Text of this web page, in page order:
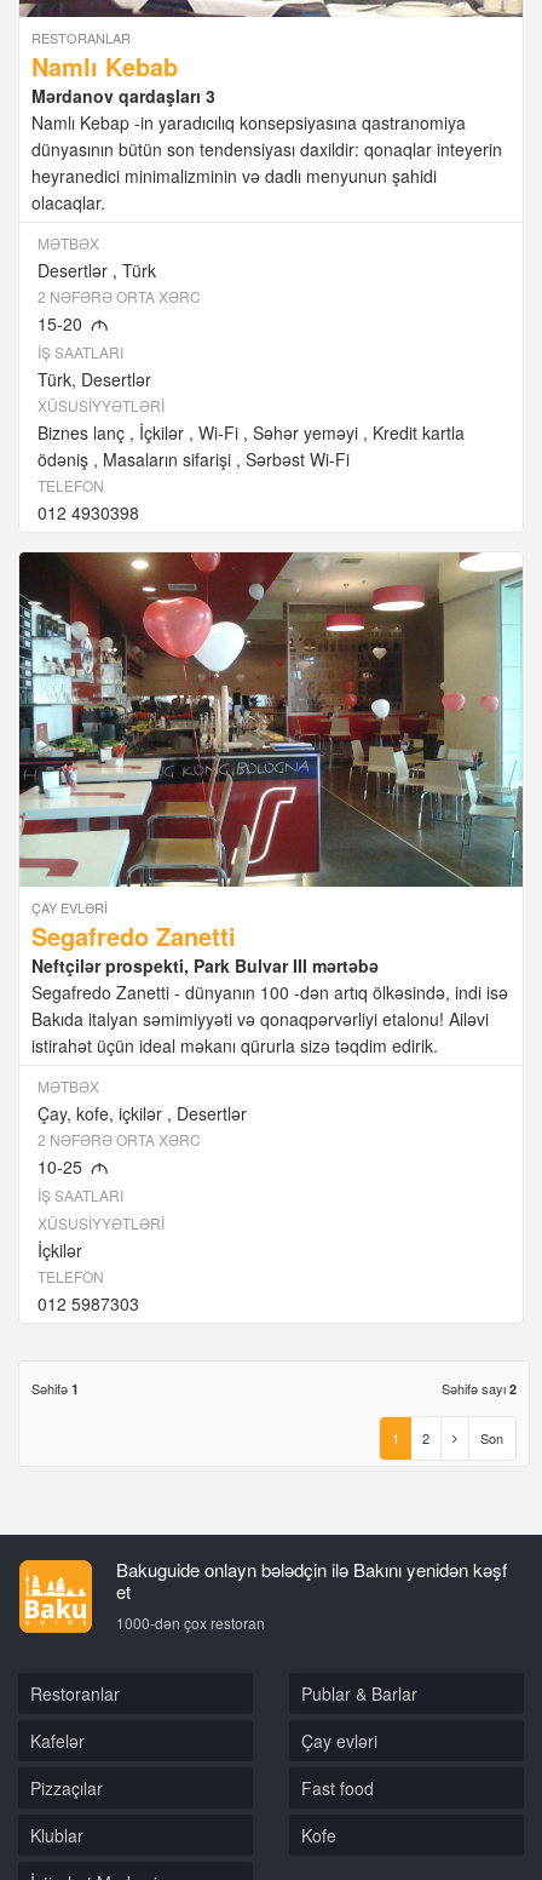
RESTORANLAR
Namlı Kebab
Mərdanov qardaşları 3
Namlı Kebap -in yaradıcılıq konsepsiyasına qastranomiya
dünyasının bütün son tendensiyası daxildir: qonaqlar inteyerin
heyranedici minimalizminin və dadlı menyunun şahidi
olacaqlar.
MƏTBƏX
Desertlər Türk
2 NƏFƏRƏ ORTA XƏRC
15-20 M
İŞ SAATLARI
Türk, Desertlər
XÜSUSIYYƏTLƏRI
Biznes lanç İçkilər Wi-Fi Səhər yeməyi
Kredit kartla
ödəniş
Masaların sifarişi Sərbəst Wi-Fi
TELEFON
012 4930398
ÇAY EVLƏRI
Segafredo Zanetti
Neftçilər prospekti, Park Bulvar III mərtəbə
Segafredo Zanetti - dünyanın 100 -dən artıq ölkəsində, indi isə
Bakıda italyan səmimiyyəti və qonaqpərvərliyi etalonu! Ailəvi
istirahət üçün ideal məkanı qürurla sizə təqdim edirik.
MƏTBƏX
Çay, kofe, içkilər Desertlər
2 NƏFƏRƏ ORTA XƏRC
10-25 M
İŞ SAATLARI
XÜSUSIYYƏTLƏRI
İçkilər
TELEFON
012 5987303
Səhifə 1 Səhifə sayı 2
1 2 Son
Bakuguide onlayn bələdçin ilə Bakını yenidən kəşf
et
1000-dən çox restoran
Restoranlar
Publar & Barlar
Kafelər
Çay evləri
Pizzaçılar
Fast food
Klublar
Kofe